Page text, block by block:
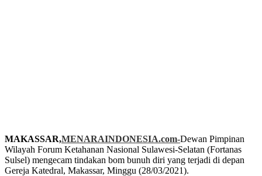
MAKASSAR,MENARAINDONESIA.com-Dewan Pimpinan
Wilayah Forum Ketahanan Nasional Sulawesi-Selatan (Fortanas
Sulsel) mengecam tindakan bom bunuh diri yang terjadi di depan
Gereja Katedral, Makassar, Minggu (28/03/2021).